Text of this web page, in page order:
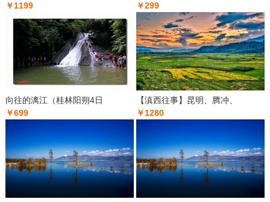
￥1199
￥299
向往的漓江（桂林阳朔4日
￥699
【滇西往事】昆明、腾冲、
￥1280